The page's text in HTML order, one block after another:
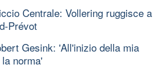
Centrale: Vollering ruggisce a
Prévot
Gesink: 'All'inizio della mia
norma'